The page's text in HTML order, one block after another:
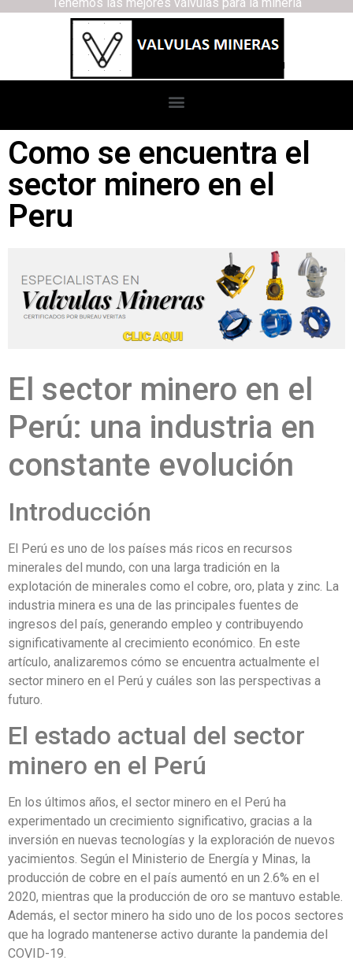
Como se encuentra el
sector minero en el
Peru
El sector minero en el
Perú: una industria en
constante evolución
Introducción
El Perú es uno de los países más ricos en recursos
minerales del mundo, con una larga tradición en la
explotación de minerales como el cobre, oro, plata y zinc. La
industria minera es una de las principales fuentes de
ingresos del país, generando empleo y contribuyendo
significativamente al crecimiento económico. En este
artículo, analizaremos cómo se encuentra actualmente el
sector minero en el Perú y cuáles son las perspectivas a
futuro.
El estado actual del sector
minero en el Perú
En los últimos años, el sector minero en el Perú ha
experimentado un crecimiento significativo, gracias a la
inversión en nuevas tecnologías y la exploración de nuevos
yacimientos. Según el Ministerio de Energía y Minas, la
producción de cobre en el país aumentó en un 2.6% en el
2020, mientras que la producción de oro se mantuvo estable.
Además, el sector minero ha sido uno de los pocos sectores
que ha logrado mantenerse activo durante la pandemia del
COVID-19.